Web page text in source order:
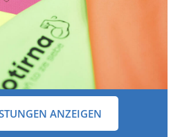
ANZEIGEN